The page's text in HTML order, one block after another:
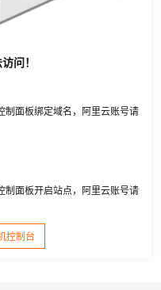
问！
制面板绑定域名，阿里云账号请
制面板开启站点，阿里云账号请
控制台